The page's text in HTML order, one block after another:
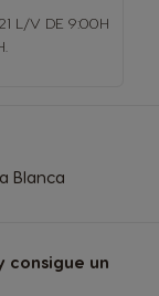
L/V DE 9:00H
consigue un
Blanca